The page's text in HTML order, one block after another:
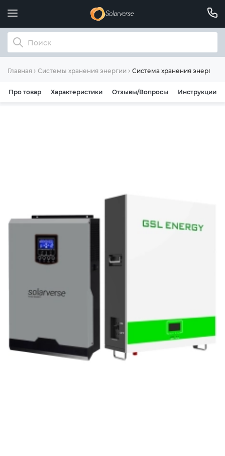
Главная Системы хранения энергии Система хранения энергии
Про товар Характеристики Отзывы/Вопросы Инструкции